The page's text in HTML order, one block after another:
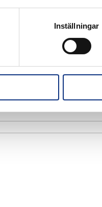
Inställningar